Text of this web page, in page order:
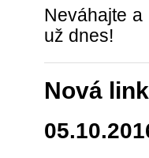
Neváhajte
už dnes!
Nová